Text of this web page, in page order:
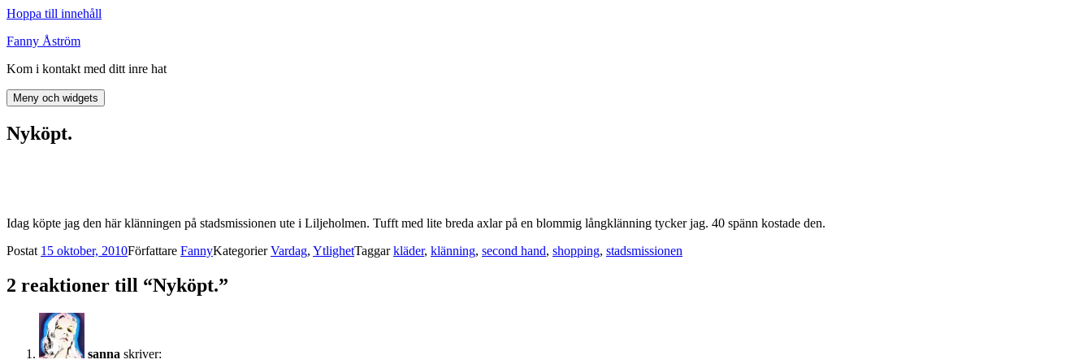
Hoppa till innehåll
Fanny Åström
Kom i kontakt med ditt inre hat
Meny och widgets
Nyköpt.
Idag köpte jag den här klänningen på stadsmissionen ute i Liljeholmen. Tufft med lite breda axlar på en blommig långklänning tycker jag. 40 spänn kostade den.
Postat 15 oktober, 2010Författare FannyKategorierVardag, YtlighetTaggarkläder, klänning, second hand, shopping, stadsmissionen
2 reaktioner till “Nyköpt.”
sanna skriver: